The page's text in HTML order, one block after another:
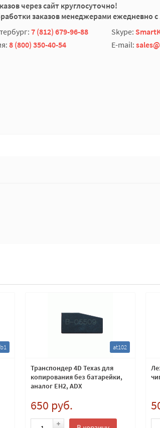
через сайт круглосуточно!
заказов менеджерами ежедневно с
7 (812) 679-96-88 Skype:
8 (800) 350-40-54 E-mail:
at102
Транспондер 4D Texas для
копирования без батарейки,
аналог EH2, ADX
650 руб.